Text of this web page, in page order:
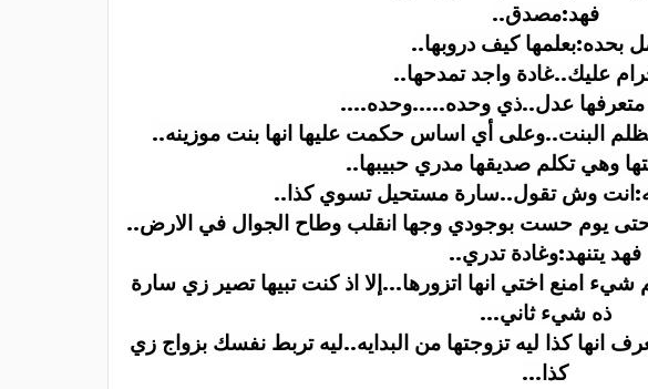
فهد:مصدق..
بحده:بعلمها كيف دروبها..
عليك..غادة واجد تمدحها..
عدل..ذي وحده.....وحده....
البنت..وعلى أي اساس حكمت عليها انها بنت موزينه..
وهي تكلم صديقها مدري حبيبها..
وش تقول..سارة مستحيل تسوي كذا ..
يوم حست بوجودي وجها انقلب وطاح الجوال في الارض..
فهد يتنهد:وغادة تدري..
شيء امنع اختي انها اتزورها...إلا اذ كنت تبيها تصير زي سارة
ذه شيء ثاني...
انها كذا ليه تزوجتها من البدايه..ليه تربط نفسك بزواج زي
كذا ...